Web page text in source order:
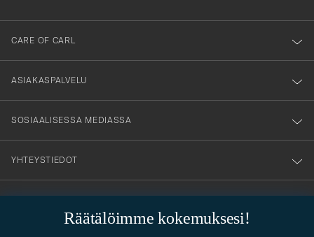
Räätälöimme kokemuksesi!
dig
till
vårt
nyhetsbrev!
CARE OF CARL
ASIAKASPALVELU
SOSIAALISESSA MEDIASSA
YHTEYSTIEDOT
PUKEUTUMISNEUVONTA